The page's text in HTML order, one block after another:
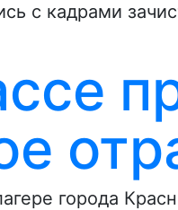
с кадрами
города